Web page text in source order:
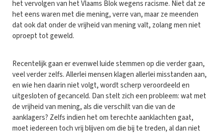
het vervolgen van het Vlaams Blok wegens racisme. Niet dat ze
het eens waren met die mening, verre van, maar ze meenden
dat ook dat onder de vrijheid van mening valt, zolang men niet
oproept tot geweld.
Recentelijk gaan er evenwel luide stemmen op die verder gaan,
veel verder zelfs. Allerlei mensen klagen allerlei misstanden aan,
en wie hen daarin niet volgt, wordt scherp veroordeeld en
uitgesloten of gecanceld. Dan stelt zich een probleem: wat met
de vrijheid van mening, als die verschilt van die van de
aanklagers? Zelfs indien het om terechte aanklachten gaat,
moet iedereen toch vrij blijven om die bij te treden, al dan niet